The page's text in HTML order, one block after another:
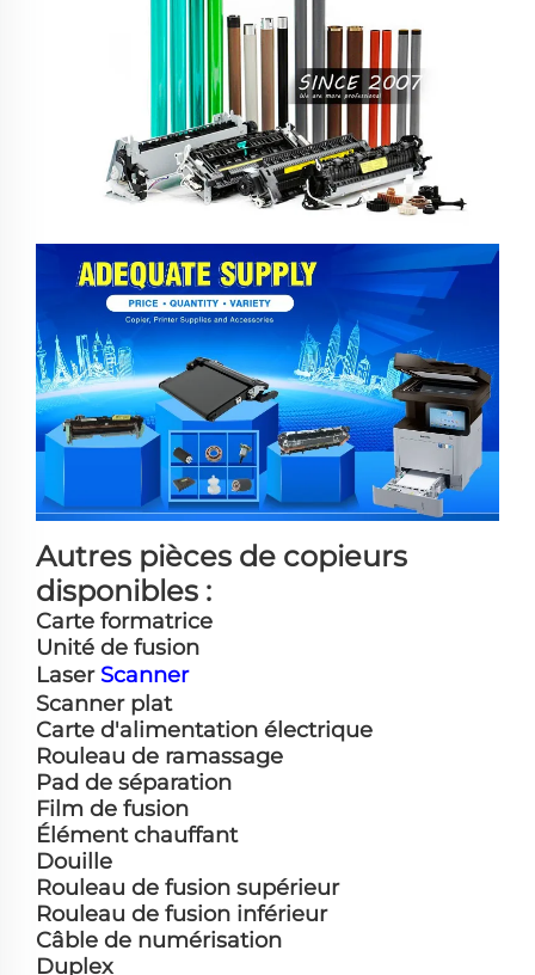
Autres pièces de copieurs
disponibles :
Carte formatrice
Unité de fusion
Laser Scanner
Scanner plat
Carte d'alimentation électrique
Rouleau de ramassage
Pad de séparation
Film de fusion
Élément chauffant
Douille
Rouleau de fusion supérieur
Rouleau de fusion inférieur
Câble de numérisation
Duplex